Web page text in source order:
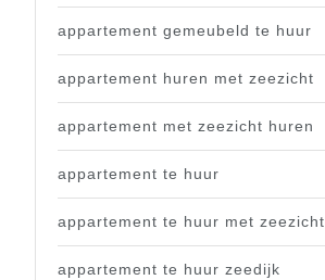
appartement gemeubeld te huur
appartement huren met zeezicht
appartement met zeezicht huren
appartement te huur
appartement te huur met zeezicht
appartement te huur zeedijk